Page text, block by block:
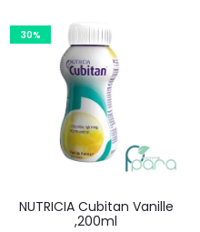
initial
était :
36,6
DT.
actuel
30%
NUTRICIA Cubitan Vanille
,200ml